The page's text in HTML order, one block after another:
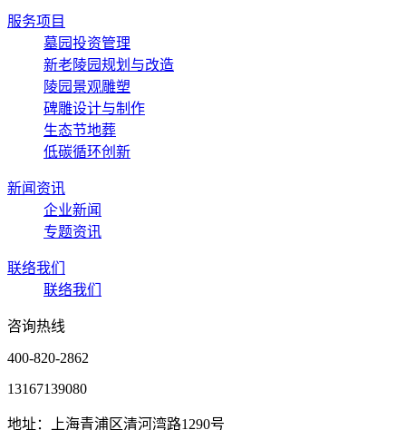
服务项目
墓园投资管理
新老陵园规划与改造
陵园景观雕塑
碑雕设计与制作
生态节地葬
低碳循环创新
新闻资讯
企业新闻
专题资讯
联络我们
联络我们
咨询热线
400-820-2862
13167139080
地址：上海青浦区清河湾路1290号